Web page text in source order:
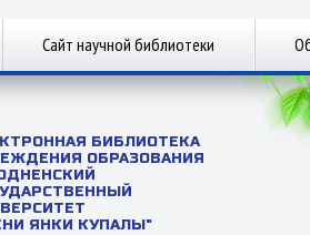
Сайт научной библиотеки
БИБЛИОТЕКА
ОБРАЗОВАНИЯ
ЯНКИ КУПАЛЫ"